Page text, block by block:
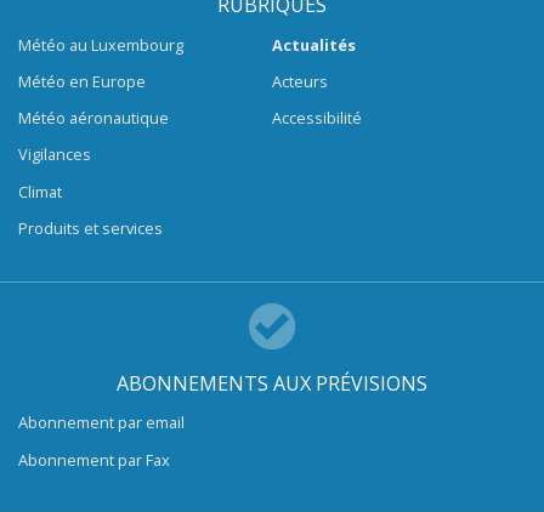
Météo au Luxembourg
Météo en Europe
Météo aéronautique
Vigilances
Climat
Produits et services
Actualités
Acteurs
Accessibilité
ABONNEMENTS AUX PRÉVISIONS
Abonnement par email
Abonnement par Fax